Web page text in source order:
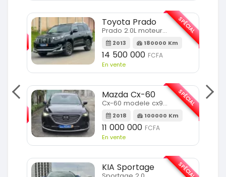
SPÉCIAL
Toyota Prado
Prado 2.0L moteur d4d
2013 180000 Km
14 500 000 FCFA
En vente
SPÉCIAL
Mazda Cx-60
Cx-60 modele cx9 full option
2018 100000 Km
11 000 000 FCFA
En vente
SPÉCIAL
KIA Sportage SPÉCIAL